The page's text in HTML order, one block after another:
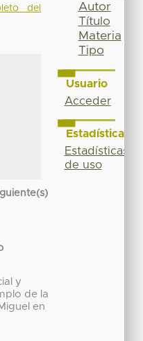
del
y
de la
en
Autor
Título
Materia
Tipo
Usuario
Acceder
Estadísticas
Estadísticas
de uso